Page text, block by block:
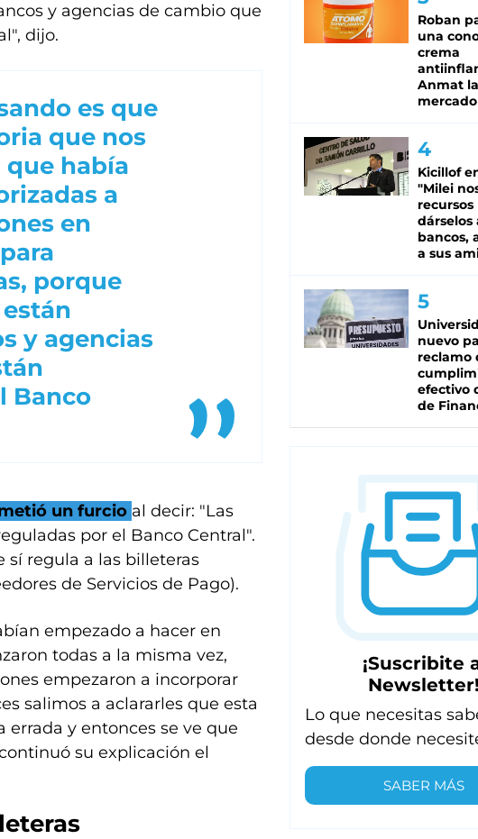
y agencias de cambio que
dijo.
es que
que nos
había
a
en
porque
y agencias
Banco
un furcio al decir: "Las
por el Banco Central".
sí regula a las billeteras
de Servicios de Pago).
empezado a hacer en
todas a la misma vez,
empezaron a incorporar
salimos a aclararles que esta
y entonces se ve que
su explicación el
Roban
una
crema
Anmat
mercado
Kicillof
"Milei
recursos
dárselos
bancos,
a sus
nuevo
reclamo
efectivo
de
¡Suscribite
Newsletter!
Lo que necesitas
desde donde
SABER MÁS